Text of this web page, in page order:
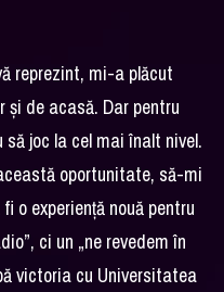
reprezint, mi-a plăcut
și de acasă. Dar pentru
joc la cel mai înalt nivel.
oportunitate, să-mi
o experiență nouă pentru
ci un „ne revedem în
victoria cu Universitatea